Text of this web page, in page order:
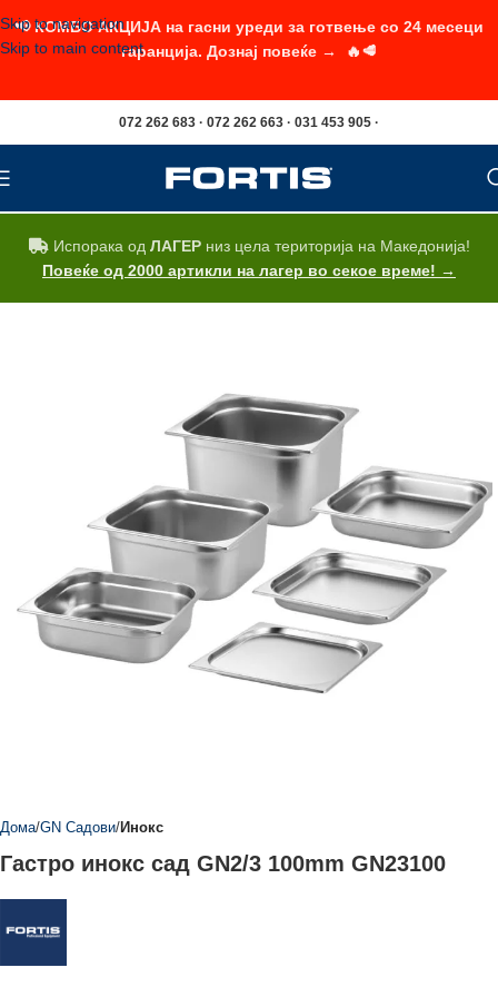
Skip to navigation
Skip to main content
072 262 683 · 072 262 663 · 031 453 905 ·
Испорака од ЛАГЕРниз цела територија на Македонија!
Повеќе од 2000 артикли на лагер во секое време! →
Дома GN Садови Инокс
Гастро инокс сад GN2/3 100mm GN23100
📢 КОМБО АКЦИЈА на гасни уреди за готвење со 24 месеци
гаранција. Дознај повеќе → 🔥🥩